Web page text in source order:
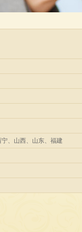
、山西、山东、福建